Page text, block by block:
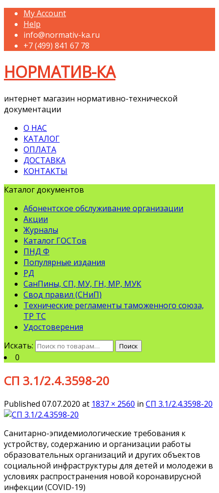
My Account
Help
info@normativ-ka.ru
+7 (499) 841 67 78
НОРМАТИВ-КА
интернет магазин нормативно-технической
документации
О НАС
КАТАЛОГ
ОПЛАТА
ДОСТАВКА
КОНТАКТЫ
Каталог документов
Абонентское обслуживание организации
Акции
Журналы
Каталог ГОСТов
ПНД Ф
Популярные издания
РД
СанПины, СП, МУ, ГН, МР, МУК
Свод правил (СНиП)
Технические регламенты таможенного союза,
ТР ТС
Удостоверения
Искать:
Поиск
0
СП 3.1/2.4.3598-20
Published 07.07.2020 at 1837 × 2560 in СП 3.1/2.4.3598-20
Санитарно-эпидемиологические требования к
устройству, содержанию и организации работы
образовательных организаций и других объектов
социальной инфраструктуры для детей и молодежи в
условиях распространения новой коронавирусной
инфекции (COVID-19)